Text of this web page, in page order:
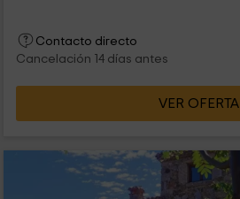
Contacto directo
Cancelación 14 días antes
VER OFERTA